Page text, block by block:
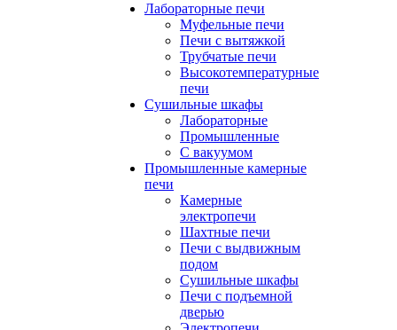
Лабораторные печи
Муфельные печи
Печи с вытяжкой
Трубчатые печи
Высокотемпературные
печи
Сушильные шкафы
Лабораторные
Промышленные
С вакуумом
Промышленные камерные
печи
Камерные
электропечи
Шахтные печи
Печи с выдвижным
подом
Сушильные шкафы
Печи с подъемной
дверью